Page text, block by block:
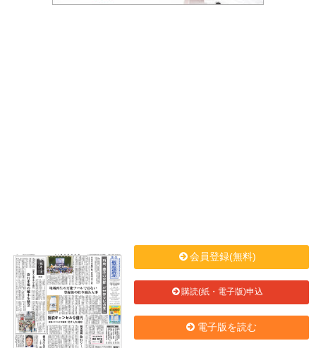
会員登録(無料)
購読(紙・電子版)申込
電子版を読む